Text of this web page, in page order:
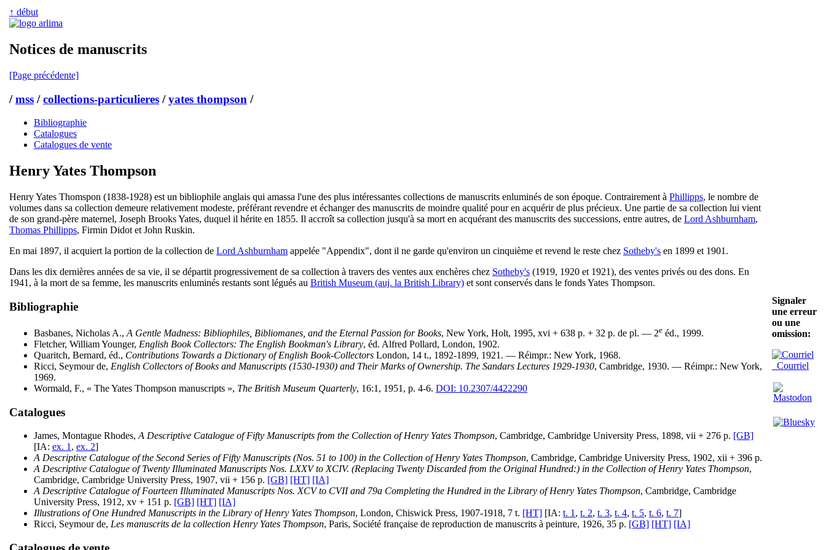
↑ début
Notices de manuscrits
[Page précédente]
/mss /collections-particulieres /yates thompson /
Bibliographie
Catalogues
Catalogues de vente
Henry Yates Thompson
Henry Yates Thomspon (1838-1928) est un bibliophile anglais qui amassa l'une des plus intéressantes collections de manuscrits enluminés de son époque. Contrairement à Phillipps, le nombre de
volumes dans sa collection demeure relativement modeste, préférant revendre et échanger des manuscrits de moindre qualité pour en acquérir de plus précieux. Une partie de sa collection lui vient
de son grand-père maternel, Joseph Brooks Yates, duquel il hérite en 1855. Il accroît sa collection jusqu'à sa mort en acquérant des manuscrits des successions, entre autres, de Lord Ashburnham,
Thomas Phillipps, Firmin Didot et John Ruskin.
En mai 1897, il acquiert la portion de la collection de Lord Ashburnham appelée "Appendix", dont il ne garde qu'environ un cinquième et revend le reste chez Sotheby's en 1899 et 1901.
Dans les dix dernières années de sa vie, il se départit progressivement de sa collection à travers des ventes aux enchères chez Sotheby's (1919, 1920 et 1921), des ventes privés ou des dons. En
1941, à la mort de sa femme, les manuscrits enluminés restants sont légués au British Museum (auj. la British Library) et sont conservés dans le fonds Yates Thompson.
Bibliographie
Basbanes, Nicholas A., A Gentle Madness: Bibliophiles, Bibliomanes, and the Eternal Passion for Books, New York, Holt, 1995, xvi + 638 p. + 32 p. de pl. — 2e éd., 1999.
Fletcher, William Younger, English Book Collectors: The English Bookman's Library, éd. Alfred Pollard, London, 1902.
Quaritch, Bernard, éd., Contributions Towards a Dictionary of English Book-Collectors London, 14 t., 1892-1899, 1921. — Réimpr.: New York, 1968.
Ricci, Seymour de, English Collectors of Books and Manuscripts (1530-1930) and Their Marks of Ownership. The Sandars Lectures 1929-1930, Cambridge, 1930. — Réimpr.: New York,
1969.
Wormald, F., « The Yates Thompson manuscripts », The British Museum Quarterly, 16:1, 1951, p. 4-6. DOI: 10.2307/4422290
Catalogues
James, Montague Rhodes, A Descriptive Catalogue of Fifty Manuscripts from the Collection of Henry Yates Thompson, Cambridge, Cambridge University Press, 1898, vii + 276 p. [GB]
[IA: ex. 1 , ex. 2]
A Descriptive Catalogue of the Second Series of Fifty Manuscripts (Nos. 51 to 100) in the Collection of Henry Yates Thompson, Cambridge, Cambridge University Press, 1902, xii + 396 p.
A Descriptive Catalogue of Twenty Illuminated Manuscripts Nos. LXXV to XCIV. (Replacing Twenty Discarded from the Original Hundred:) in the Collection of Henry Yates Thompson,
Cambridge, Cambridge University Press, 1907, vii + 156 p. [GB] [HT] [IA]
A Descriptive Catalogue of Fourteen Illuminated Manuscripts Nos. XCV to CVII and 79a Completing the Hundred in the Library of Henry Yates Thompson, Cambridge, Cambridge
University Press, 1912, xv + 151 p. [GB] [HT] [IA]
Illustrations of One Hundred Manuscripts in the Library of Henry Yates Thompson, London, Chiswick Press, 1907-1918, 7 t. [HT] [IA: t. 1 , t. 2, t. 3, t. 4, t. 5, t. 6, t. 7]
Ricci, Seymour de, Les manuscrits de la collection Henry Yates Thompson, Paris, Société française de reproduction de manuscrits à peinture, 1926, 35 p. [GB] [HT] [IA]
Signaler
une erreur
ou une
omission:
Courriel